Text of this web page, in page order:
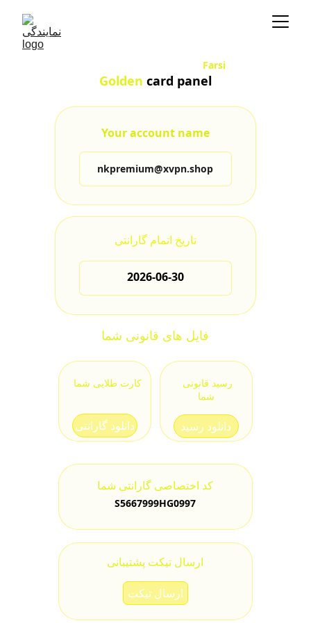
Golden card panel
Your account name
nkpremium@xvpn.shop
تاریخ اتمام گارانتی
Farsi
دانلود گارانتی دانلود رسید
فایل های قانونی شما
کارت طلایی شما
رسید قانونی
شما
کد اختصاصی گارانتی شما
S5667999HG0997
ارسال تیکت پشتیبانی
ارسال تیکت
2026-06-30